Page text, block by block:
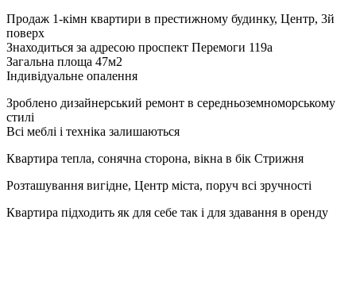
Продаж 1-кімн квартири в престижному будинку, Центр, 3й
поверх
Знаходиться за адресою проспект Перемоги 119а
Загальна площа 47м2
Індивідуальне опалення
Зроблено дизайнерський ремонт в середньоземноморському
стилі
Всі меблі і техніка залишаються
Квартира тепла, сонячна сторона, вікна в бік Стрижня
Розташування вигідне, Центр міста, поруч всі зручності
Квартира підходить як для себе так і для здавання в оренду